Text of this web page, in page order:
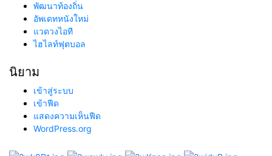
พัฒนาท้องถิ่น
อัพเดทหนังใหม่
แวดวงไอที
ไฮไลท์ฟุตบอล
นิยาม
เข้าสู่ระบบ
เข้าฟีด
แสดงความเห็นฟีด
WordPress.org